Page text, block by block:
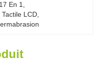
En 1
LCD